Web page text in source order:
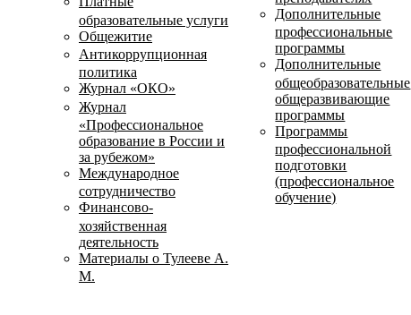
образовательные услуги
Общежитие
Антикоррупционная
политика
Журнал «ОКО»
Журнал
«Профессиональное
образование в России и
за рубежом»
Международное
сотрудничество
Финансово-
хозяйственная
деятельность
Материалы о Тулееве А.
М.
Дополнительные
профессиональные
программы
Дополнительные
общеобразовательные
общеразвивающие
программы
Программы
профессиональной
подготовки
(профессиональное
обучение)